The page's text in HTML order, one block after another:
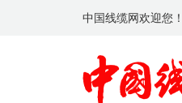
中国线缆网欢迎您！